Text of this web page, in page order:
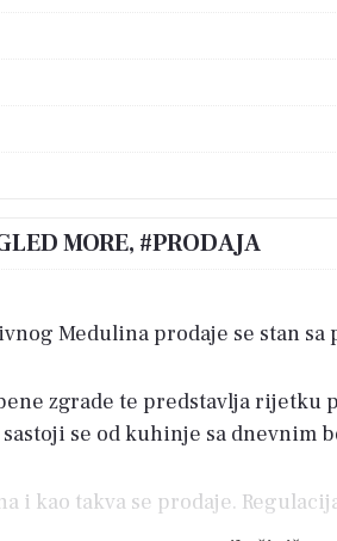
MORE, #PRODAJA
Medulina prodaje se stan sa
zgrade te predstavlja
se od kuhinje sa dnevnim
i kao takva se prodaje.